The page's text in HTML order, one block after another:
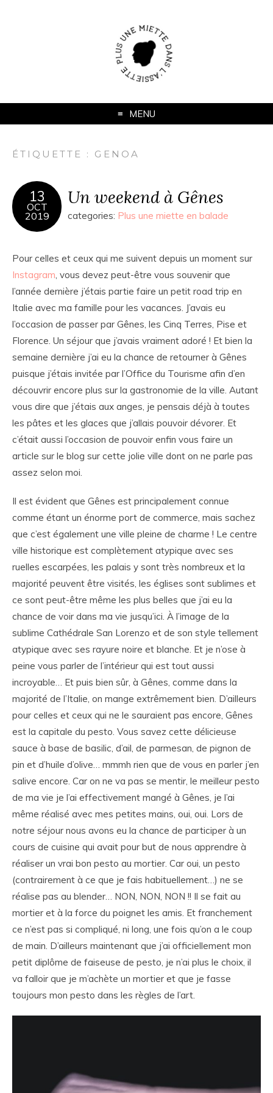
MENU
ÉTIQUETTE : GENOA
13
OCT
2019
Un weekend à Gênes
categories: Plus une miette en balade
Pour celles et ceux qui me suivent depuis un moment sur
Instagram, vous devez peut-être vous souvenir que
l’année dernière j’étais partie faire un petit road trip en
Italie avec ma famille pour les vacances. J’avais eu
l’occasion de passer par Gênes, les Cinq Terres, Pise et
Florence. Un séjour que j’avais vraiment adoré ! Et bien la
semaine dernière j’ai eu la chance de retourner à Gênes
puisque j’étais invitée par l’Office du Tourisme afin d’en
découvrir encore plus sur la gastronomie de la ville. Autant
vous dire que j’étais aux anges, je pensais déjà à toutes
les pâtes et les glaces que j’allais pouvoir dévorer. Et
c’était aussi l’occasion de pouvoir enfin vous faire un
article sur le blog sur cette jolie ville dont on ne parle pas
assez selon moi.
Il est évident que Gênes est principalement connue
comme étant un énorme port de commerce, mais sachez
que c’est également une ville pleine de charme ! Le centre
ville historique est complètement atypique avec ses
ruelles escarpées, les palais y sont très nombreux et la
majorité peuvent être visités, les églises sont sublimes et
ce sont peut-être même les plus belles que j’ai eu la
chance de voir dans ma vie jusqu’ici. À l’image de la
sublime Cathédrale San Lorenzo et de son style tellement
atypique avec ses rayure noire et blanche. Et je n’ose à
peine vous parler de l’intérieur qui est tout aussi
incroyable… Et puis bien sûr, à Gênes, comme dans la
majorité de l’Italie, on mange extrêmement bien. D’ailleurs
pour celles et ceux qui ne le sauraient pas encore, Gênes
est la capitale du pesto. Vous savez cette délicieuse
sauce à base de basilic, d’ail, de parmesan, de pignon de
pin et d’huile d’olive… mmmh rien que de vous en parler j’en
salive encore. Car on ne va pas se mentir, le meilleur pesto
de ma vie je l’ai effectivement mangé à Gênes, je l’ai
même réalisé avec mes petites mains, oui, oui. Lors de
notre séjour nous avons eu la chance de participer à un
cours de cuisine qui avait pour but de nous apprendre à
réaliser un vrai bon pesto au mortier. Car oui, un pesto
(contrairement à ce que je fais habituellement…) ne se
réalise pas au blender… NON, NON, NON !! Il se fait au
mortier et à la force du poignet les amis. Et franchement
ce n’est pas si compliqué, ni long, une fois qu’on a le coup
de main. D’ailleurs maintenant que j’ai officiellement mon
petit diplôme de faiseuse de pesto, je n’ai plus le choix, il
va falloir que je m’achète un mortier et que je fasse
toujours mon pesto dans les règles de l’art.